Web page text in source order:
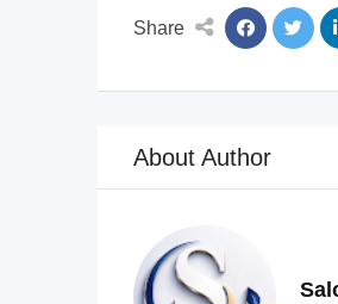
Share
About Author